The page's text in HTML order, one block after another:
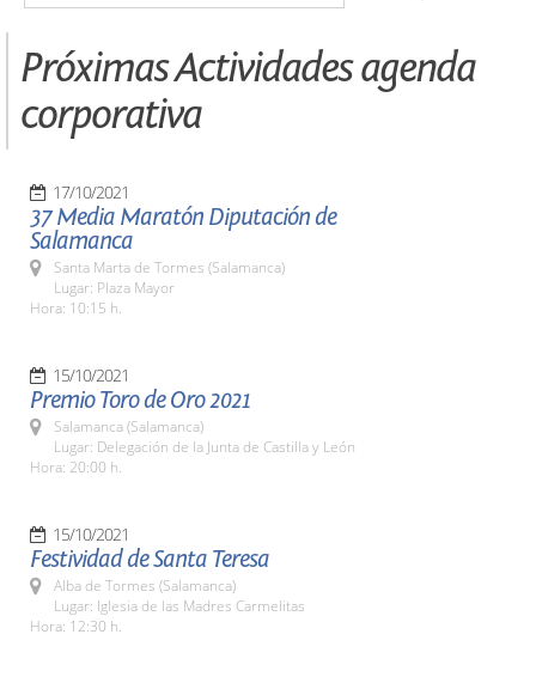
Próximas Actividades agenda
corporativa
17/10/2021
37 Media Maratón Diputación de
Salamanca
Santa Marta de Tormes (Salamanca)
Lugar: Plaza Mayor
Hora: 10:15 h.
15/10/2021
Premio Toro de Oro 2021
Salamanca (Salamanca)
Lugar: Delegación de la Junta de Castilla y León
Hora: 20:00 h.
15/10/2021
Festividad de Santa Teresa
Alba de Tormes (Salamanca)
Lugar: Iglesia de las Madres Carmelitas
Hora: 12:30 h.